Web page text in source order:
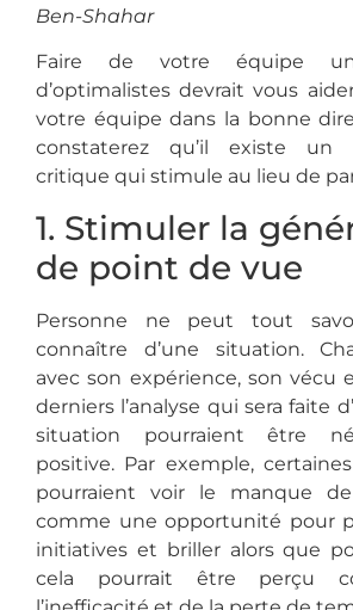
Ben-Shahar
Faire de votre équipe
d’optimalistes devrait vous
votre équipe dans la bonne
constaterez qu’il existe un
critique qui stimule au lieu de
1. Stimuler la
de point de vue
Personne ne peut tout
connaître d’une situation.
avec son expérience, son vécu
derniers l’analyse qui sera faite
situation pourraient être
positive. Par exemple,
pourraient voir le manque de
comme une opportunité pour
initiatives et briller alors que
cela pourrait être perçu